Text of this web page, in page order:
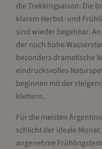
die Trekkingsaison: Die
klarem Herbst- und
sind wieder begehbar.
der noch hohe
besonders dramatische
eindrucksvolles
beginnen mit der
klettern.
Für die meisten
schlicht der ideale
angenehme